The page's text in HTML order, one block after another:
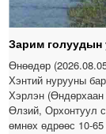
Зарим голуудын
Өнөөдөр
Хэнтий нурууны
Хэрлэн
Өлзий, Орхонтуул
өмнөх өдрөөс 10-